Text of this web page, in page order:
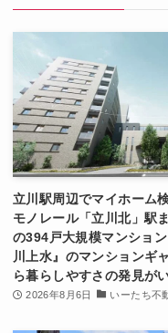
立川駅周辺でマイホーム
モノレール「立川北」駅
の394戸大規模マンショ
川上水』のマンションギ
ら暮らしやすさの発見が
2026年8月6日 いーたち不